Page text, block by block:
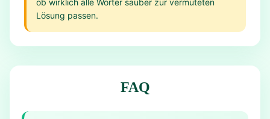
ob wirklich alle Wörter sauber zur vermuteten
Lösung passen.
FAQ